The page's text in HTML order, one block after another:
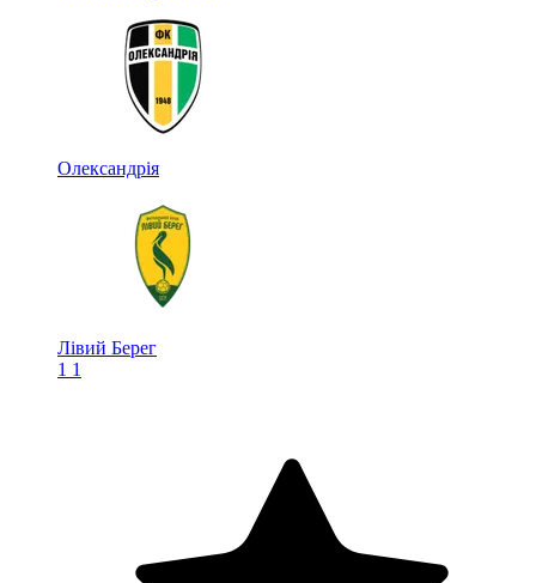
Олександрія
Лівий Берег
1 1